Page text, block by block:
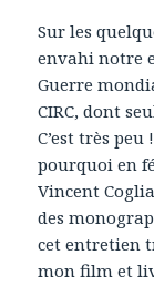
Sur les
envahi notre
Guerre
CIRC, dont
C’est très peu
pourquoi en
Vincent
des
cet entretien
mon film et